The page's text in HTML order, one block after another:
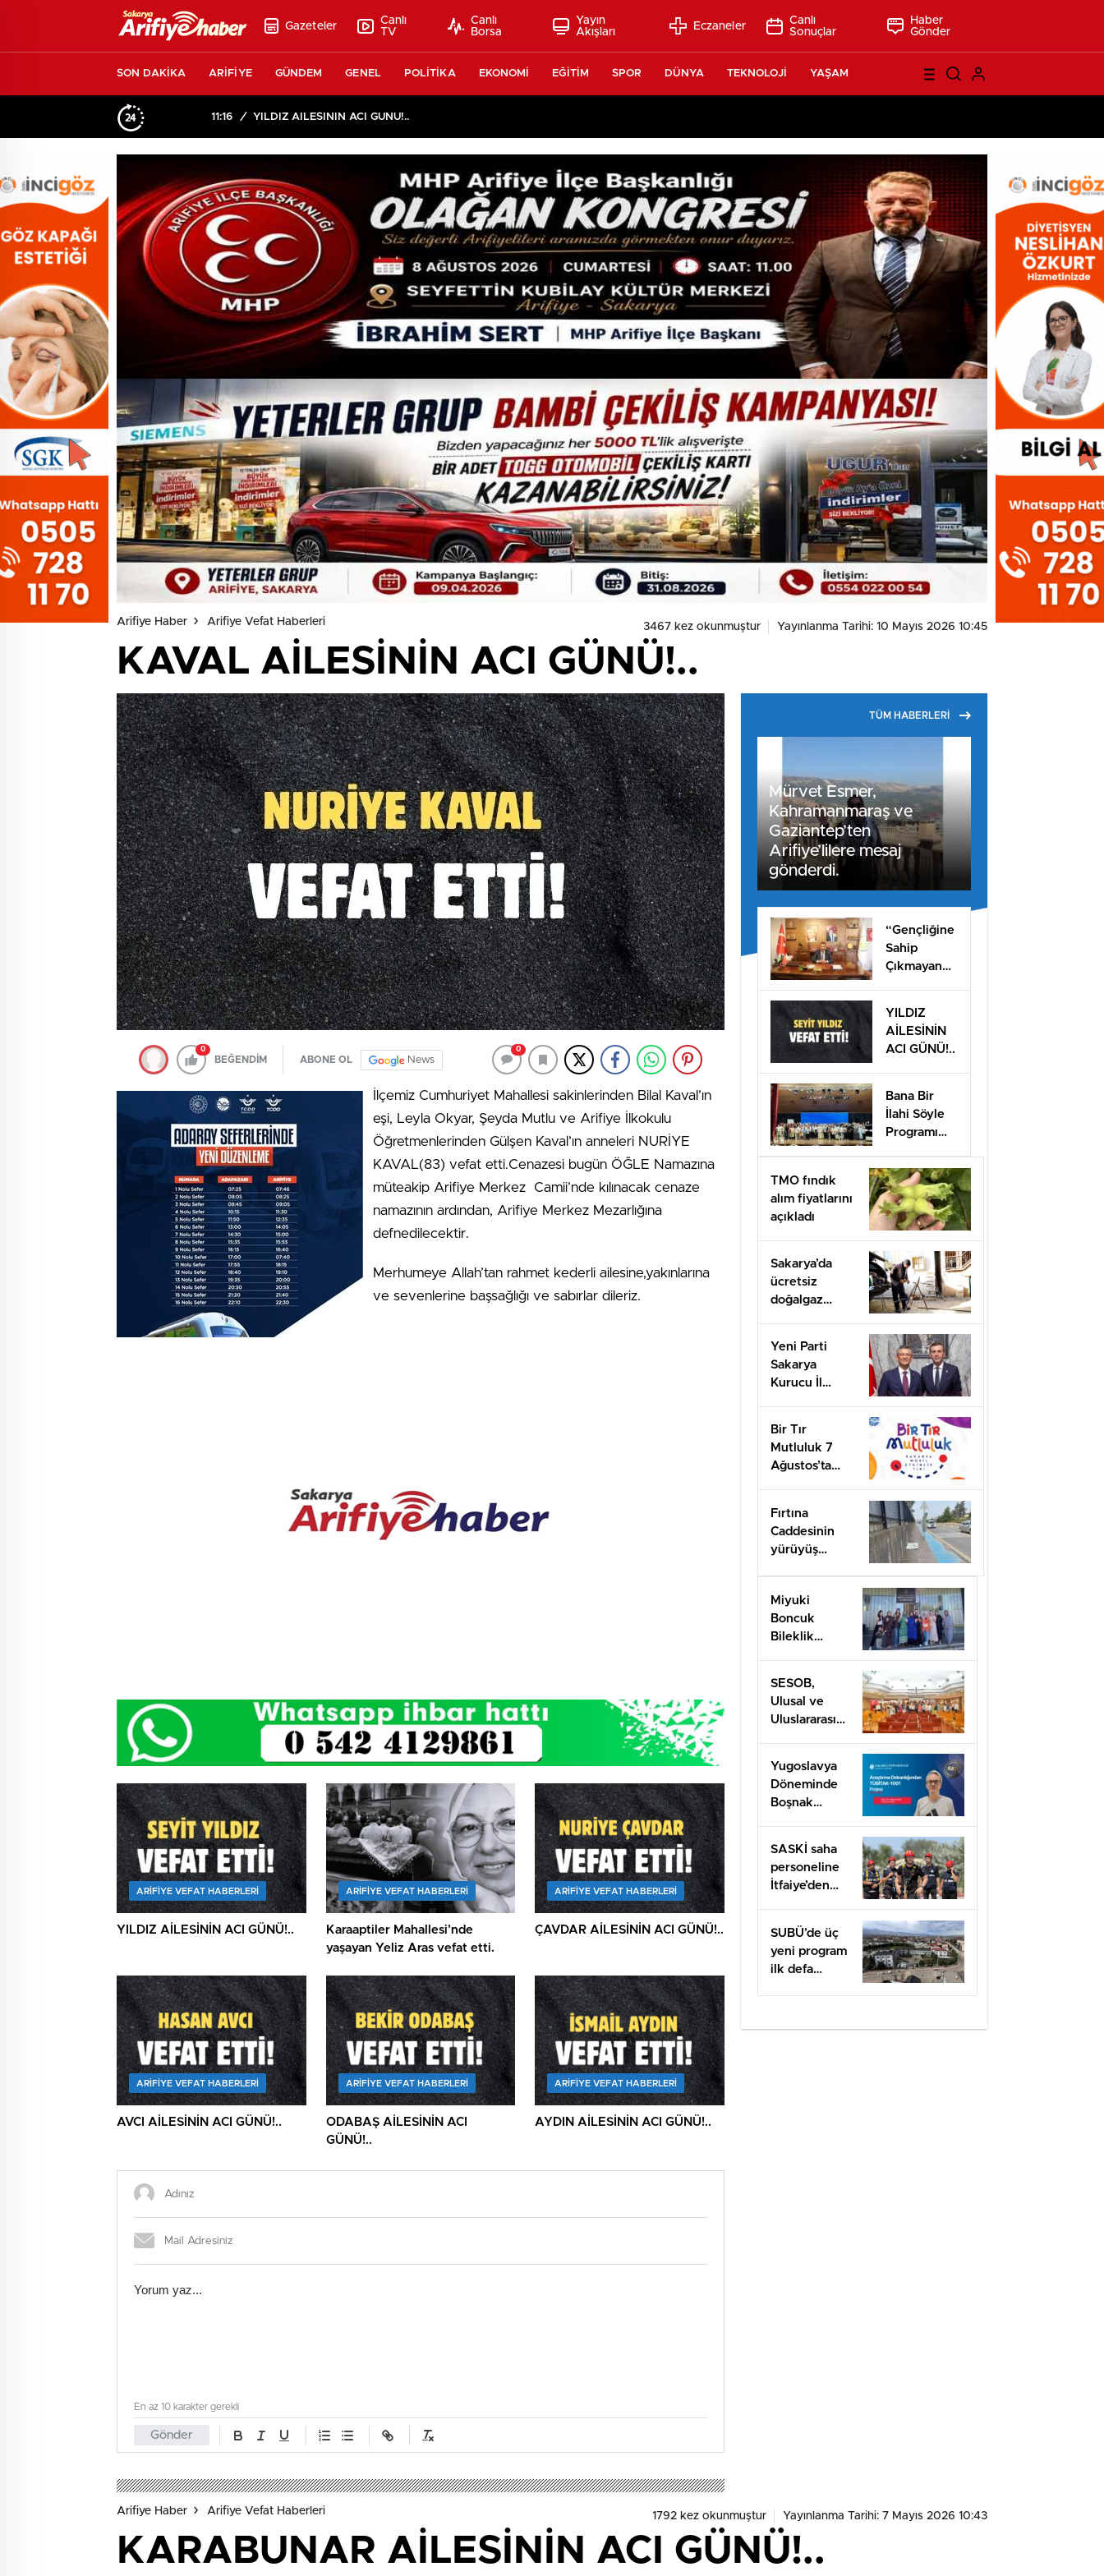
Gazeteler
Canlı
TV
Canlı
Borsa
Yayın
Akışları
Eczaneler
Canlı
Sonuçlar
Haber
Gönder
SON DAKİKA ARİFİYE GÜNDEM GENEL POLİTİKA EKONOMİ EĞİTİM SPOR DÜNYA TEKNOLOJİ YAŞAM
11:16 / YILDIZ AİLESİNİN ACI GÜNÜ!..
Arifiye Haber Arifiye Vefat Haberleri 3467 kez okunmuştur Yayınlanma Tarihi: 10 Mayıs 2026 10:45
KAVAL AİLESİNİN ACI GÜNÜ!..
0
BEĞENDİM ABONE OL News
0
İlçemiz Cumhuriyet Mahallesi sakinlerinden Bilal Kaval’ın
eşi, Leyla Okyar, Şeyda Mutlu ve Arifiye İlkokulu
Öğretmenlerinden Gülşen Kaval’ın anneleri NURİYE
KAVAL(83) vefat etti.Cenazesi bugün ÖĞLE Namazına
müteakip Arifiye Merkez Camii’nde kılınacak cenaze
namazının ardından, Arifiye Merkez Mezarlığına
defnedilecektir.
Merhumeye Allah’tan rahmet kederli ailesine,yakınlarına
ve sevenlerine başsağlığı ve sabırlar dileriz.
ARIFIYE VEFAT HABERLERI
YILDIZ AİLESİNİN ACI GÜNÜ!..
ARIFIYE VEFAT HABERLERI
Karaaptiler Mahallesi’nde
yaşayan Yeliz Aras vefat etti.
ARIFIYE VEFAT HABERLERI
ÇAVDAR AİLESİNİN ACI GÜNÜ!..
ARIFIYE VEFAT HABERLERI
AVCI AİLESİNİN ACI GÜNÜ!..
ARIFIYE VEFAT HABERLERI
ODABAŞ AİLESİNİN ACI
GÜNÜ!..
ARIFIYE VEFAT HABERLERI
AYDIN AİLESİNİN ACI GÜNÜ!..
Gönder
En az 10 karakter gerekli
TÜM HABERLERİ
Mürvet Esmer,
Kahramanmaraş ve
Gaziantep’ten
Arifiye’lilere mesaj
gönderdi.
“Gençliğine
Sahip
Çıkmayan
İnşa
Edemez”
YILDIZ
AİLESİNİN
ACI GÜNÜ!..
Bana Bir
İlahi Söyle
Programı
TMO fındık
alım fiyatlarını
açıkladı
Sakarya’da
ücretsiz
doğalgaz
başladı
Yeni Parti
Sakarya
Kurucu İl
Bir Tır
Mutluluk 7
Ağustos’ta
Fırtına
Caddesinin
yürüyüş
Miyuki
Boncuk
Bileklik
SESOB,
Ulusal ve
Uluslararası
Ağını
Güçlendiriyor
Yugoslavya
Döneminde
Boşnak
TÜBİTAK
1001 Desteği
SASKİ saha
personeline
İtfaiye’den
eğitimi
SUBÜ’de üç
yeni program
ilk defa
Arifiye Haber Arifiye Vefat Haberleri 1792 kez okunmuştur Yayınlanma Tarihi: 7 Mayıs 2026 10:43
KARABUNAR AİLESİNİN ACI GÜNÜ!..